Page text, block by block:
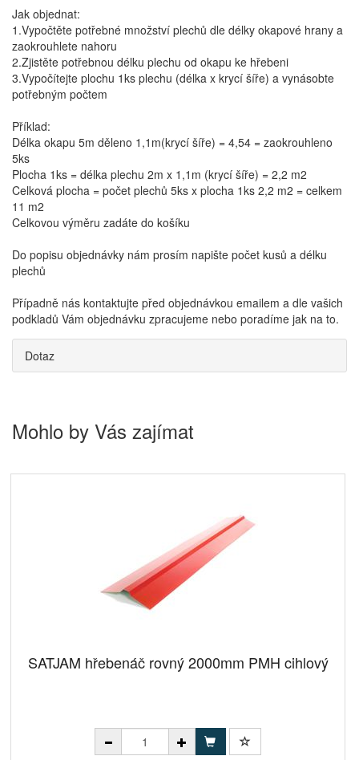
Jak objednat:
1.Vypočtěte potřebné množství plechů dle délky okapové hrany a
zaokrouhlete nahoru
2.Zjistěte potřebnou délku plechu od okapu ke hřebeni
3.Vypočítejte plochu 1ks plechu (délka x krycí šíře) a vynásobte
potřebným počtem
Příklad:
Délka okapu 5m děleno 1,1m(krycí šíře) = 4,54 = zaokrouhleno
5ks
Plocha 1ks = délka plechu 2m x 1,1m (krycí šíře) = 2,2 m2
Celková plocha = počet plechů 5ks x plocha 1ks 2,2 m2 = celkem
11 m2
Celkovou výměru zadáte do košíku
Do popisu objednávky nám prosím napište počet kusů a délku
plechů
Případně nás kontaktujte před objednávkou emailem a dle vašich
podkladů Vám objednávku zpracujeme nebo poradíme jak na to.
Dotaz
Mohlo by Vás zajímat
SATJAM hřebenáč rovný 2000mm PMH cihlový